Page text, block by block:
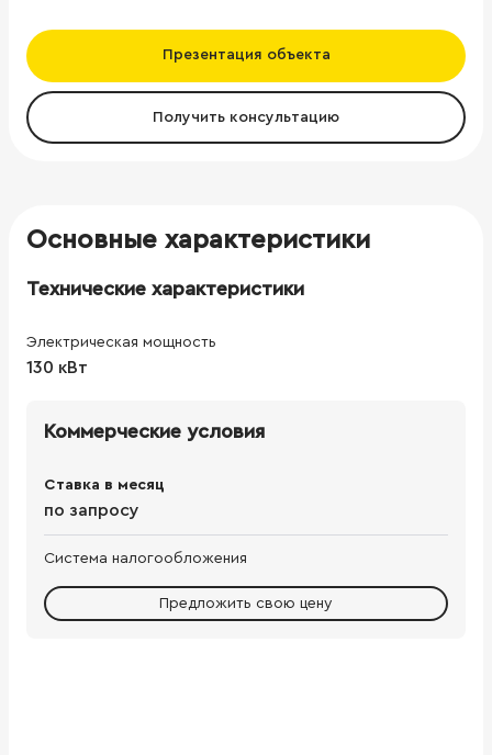
Презентация объекта
Получить консультацию
Основные характеристики
Технические характеристики
Электрическая мощность
130 кВт
Коммерческие условия
Ставка в месяц
по запросу
Система налогообложения
Предложить свою цену